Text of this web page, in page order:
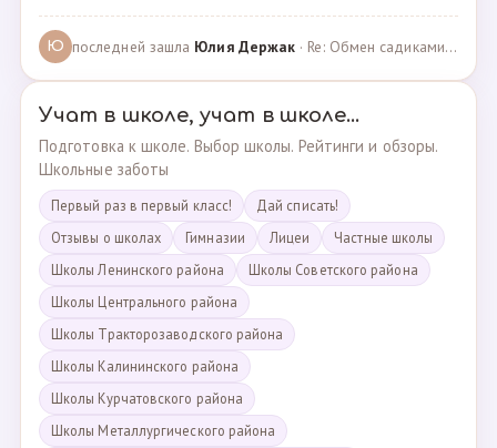
Ю последней зашла Юлия Держак · Re: Обмен садиками, продажа путевок · 25.01.2023
Учат в школе, учат в школе...
Подготовка к школе. Выбор школы. Рейтинги и обзоры.
Школьные заботы
Первый раз в первый класс!
Дай списать!
Отзывы о школах
Гимназии Лицеи
Частные школы
Школы Ленинского района
Школы Советского района
Школы Центрального района
Школы Тракторозаводского района
Школы Калининского района
Школы Курчатовского района
Школы Металлургического района